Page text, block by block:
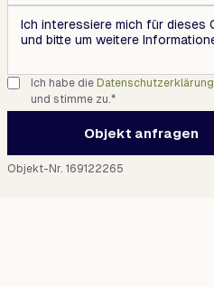
Ich habe die Datenschutzerklärung
und stimme zu.*
Objekt anfragen
Objekt-Nr. 169122265